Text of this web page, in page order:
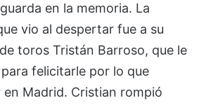
en la memoria. La
vio al despertar fue a su
toros Tristán Barroso, que le
felicitarle por lo que
en Madrid. Cristian rompió